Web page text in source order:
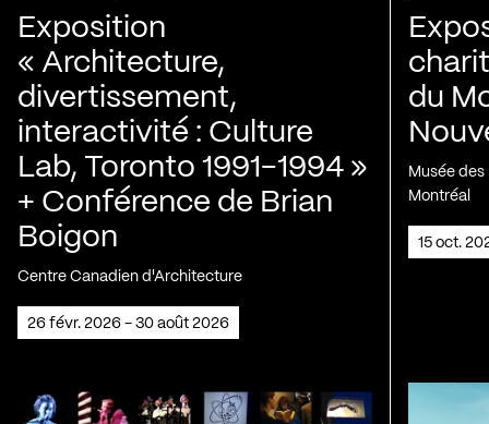
Exposition
« Architecture,
divertissement,
interactivité : Culture
Lab, Toronto 1991-1994 »
+ Conférence de Brian
Boigon
Centre Canadien d'Architecture
26 févr. 2026 - 30 août 2026
du
Musée
Montréal
15 oct.